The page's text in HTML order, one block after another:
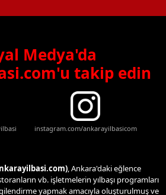
Medya'da
takip edin
instagram.com/ankarayilbasicom
, Ankara'daki eğlence
vb. işletmelerin yılbaşı programları
yapmak amacıyla oluşturulmuş ve